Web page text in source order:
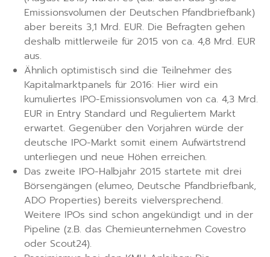
Emissionsvolumen der Deutschen Pfandbriefbank)
aber bereits 3,1 Mrd. EUR. Die Befragten gehen
deshalb mittlerweile für 2015 von ca. 4,8 Mrd. EUR
aus.
Ähnlich optimistisch sind die Teilnehmer des
Kapitalmarktpanels für 2016: Hier wird ein
kumuliertes IPO-Emissionsvolumen von ca. 4,3 Mrd.
EUR in Entry Standard und Reguliertem Markt
erwartet. Gegenüber den Vorjahren würde der
deutsche IPO-Markt somit einem Aufwärtstrend
unterliegen und neue Höhen erreichen.
Das zweite IPO-Halbjahr 2015 startete mit drei
Börsengängen (elumeo, Deutsche Pfandbriefbank,
ADO Properties) bereits vielversprechend.
Weitere IPOs sind schon angekündigt und in der
Pipeline (z.B. das Chemieunternehmen Covestro
oder Scout24).